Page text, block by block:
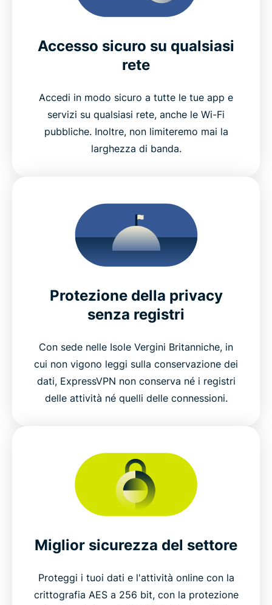
Accesso sicuro su qualsiasi
rete
Accedi in modo sicuro a tutte le tue app e
servizi su qualsiasi rete, anche le Wi-Fi
pubbliche. Inoltre, non limiteremo mai la
larghezza di banda.
Protezione della privacy
senza registri
Con sede nelle Isole Vergini Britanniche, in
cui non vigono leggi sulla conservazione dei
dati, ExpressVPN non conserva né i registri
delle attività né quelli delle connessioni.
Miglior sicurezza del settore
Proteggi i tuoi dati e l'attività online con la
crittografia AES a 256 bit, con la protezione